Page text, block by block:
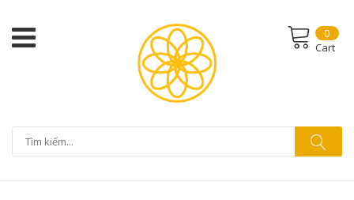
0
Cart